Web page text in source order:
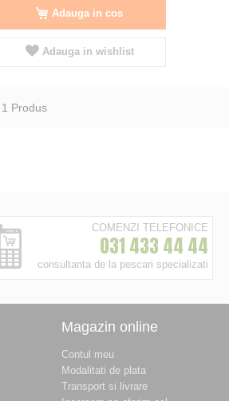
Adauga in cos
Adauga in wishlist
1 Produs
COMENZI TELEFONICE
031 433 44 44
consultanta de la pescari specializati
Magazin online
Contul meu
Modalitati de plata
Transport si livrare